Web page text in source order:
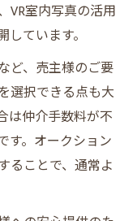
VR室内写真の活用
ています。
ど、売主様のご要
選択できる点も大
は仲介手数料が不
す。オークション
ることで、通常よ